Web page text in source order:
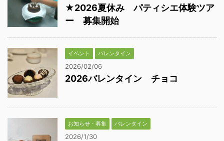
★2026夏休み パティシエ体験ツア
ー 募集開始
イベント バレンタイン
2026/02/06
2026バレンタイン チョコ
お知らせ・募集 バレンタイン
2026/1/30